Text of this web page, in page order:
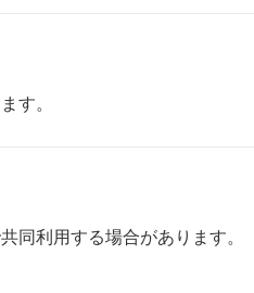
す。
同利用する場合があります。